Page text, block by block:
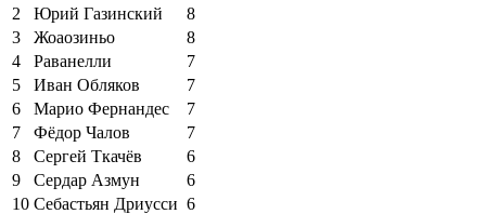
2
Юрий Газинский
8
3
Жоаозиньо
8
4
Раванелли
7
5
Иван Обляков
7
6
Марио Фернандес
7
7
Фёдор Чалов
7
8
Сергей Ткачёв
6
9
Сердар Азмун
6
10 Себастьян Дриусси 6